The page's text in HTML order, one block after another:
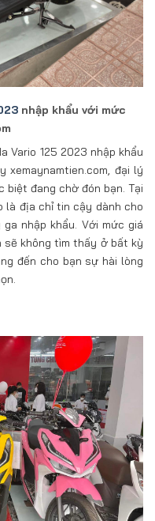
nhập khẩu với mức
Vario 125 2023 nhập khẩu
đại lý
biệt đang chờ đón bạn. Tại
là địa chỉ tin cậy dành cho
nhập khẩu. Với mức giá
sẽ không tìm thấy ở bất kỳ
đến cho bạn sự hài lòng